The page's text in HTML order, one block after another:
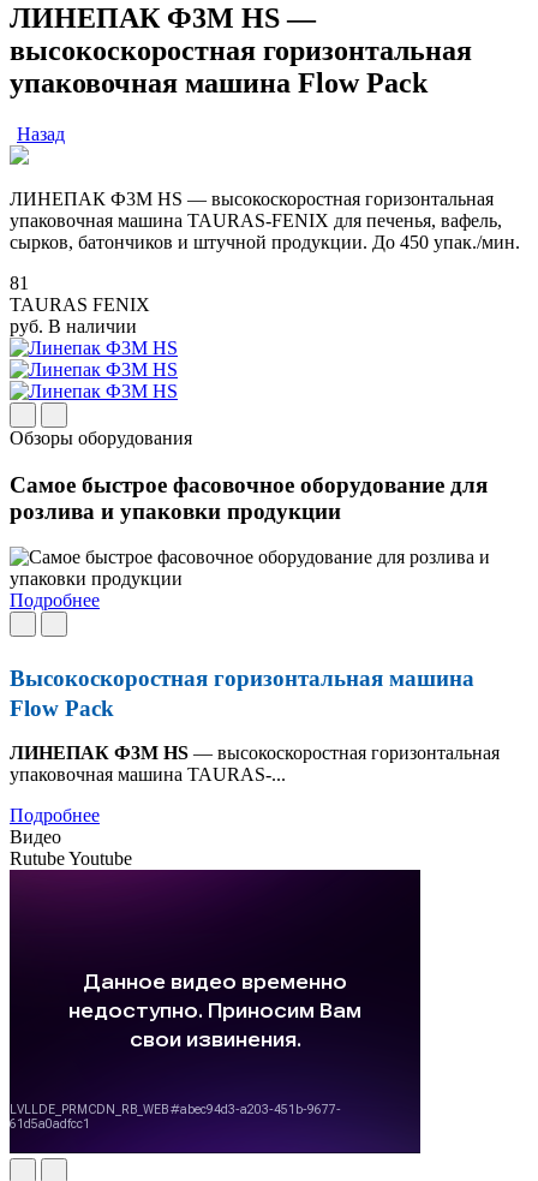
ЛИНЕПАК Ф3М HS —
высокоскоростная горизонтальная
упаковочная машина Flow Pack
Назад
ЛИНЕПАК Ф3М HS — высокоскоростная горизонтальная
упаковочная машина TAURAS-FENIX для печенья, вафель,
сырков, батончиков и штучной продукции. До 450 упак./мин.
81
TAURAS FENIX
руб. В наличии
Обзоры оборудования
Самое быстрое фасовочное оборудование для
розлива и упаковки продукции
Подробнее
Высокоскоростная горизонтальная машина
Flow Pack
ЛИНЕПАК Ф3М HS — высокоскоростная горизонтальная
упаковочная машина TAURAS-...
Подробнее
Видео
RutubeYoutube